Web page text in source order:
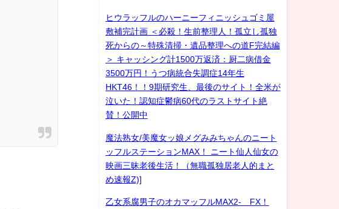
ヒウラッフルのハーニーフィニッシュゴミ屋
敷補完計画 ＜必殺！生前整理人！孤立し孤独
死からの～特殊清掃・遺品整理への道F完結編
＞ キャッシング計1500万返済：厨二病借金
3500万円！うつ病統合失調症14年生
HKT46！！9期研究生、最後のサイト！全米が
泣いた！認知症鬱病60代のラストサイト絶
賛！公開中
魔法熟女/美魔女ッ娘メグみみちゃんのニート
ッフルステーションMAX！ ニート仙人仙女の
映画三昧老後生活！（無職孤独居老人的まと
め速報Z)]
乙女系腐男子のオカマッフルMAX2- FX！